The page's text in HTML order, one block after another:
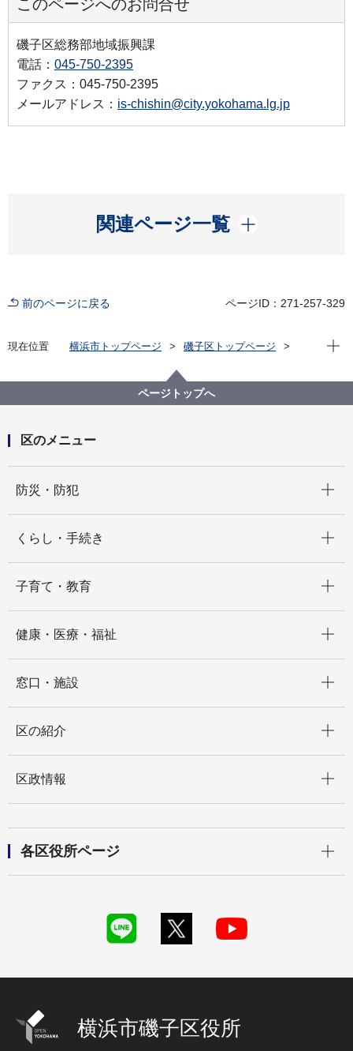
このページへのお問合せ
磯子区総務部地域振興課
電話： 045-750-2395
ファクス：045-750-2395
メールアドレス： is-chishin@city.yokohama.lg.jp
関連ページ一覧
開く
前のページに戻る ページID：271-257-329
現在位置 横浜市トップページ
磯子区トップページ
ISOGOフォトニュース
「丸山第一町内会盆踊り」が開催されました
現在
ページトップへ
区のメニュー
防災・防犯
くらし・手続き
子育て・教育
健康・医療・福祉
窓口・施設
区の紹介
区政情報
各区役所ページ
横浜市磯子区役所